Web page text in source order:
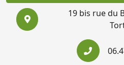
19 bis rue du